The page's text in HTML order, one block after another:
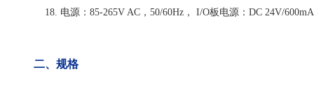
18. 电源：85-265V AC，50/60Hz， I/O板电源：DC 24V/
二、规格